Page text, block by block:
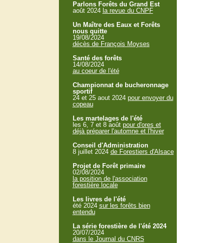
Parlons Forêts du Grand Est
août 2024 la revue du CNPF
Un Maître des Eaux et Forêts
nous quitte
19/08/2024
décès de François Moyses
Santé des forêts
14/08/2024
au coeur de l'été
Championnat de bucheronnage
sportif
24 et 25 aout 2024 pour envoyer du
copeau
Les martelages de l'été
les 6, 7 et 8 août pour d'ores et
déjà préparer l'automne et l'hiver
Conseil d'Administration
8 juillet 2024 de Forestiers d'Alsace
Projet de Forêt primaire
02/08/2024
la position de l'association
forestière locale
Les livres de l'été
été 2024 sur les forêts bien
entendu
La série forestière de l'été 2024
20/07/2024
dans le Journal du CNRS